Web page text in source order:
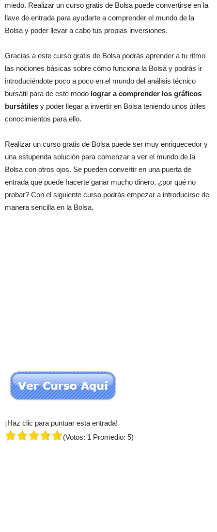
miedo. Realizar un curso gratis de Bolsa puede convertirse en la
llave de entrada para ayudarte a comprender el mundo de la
Bolsa y poder llevar a cabo tus propias inversiones.
Gracias a este curso gratis de Bolsa podrás aprender a tu ritmo
las nociones básicas sobre cómo funciona la Bolsa y podrás ir
introduciéndote poco a poco en el mundo del análisis técnico
bursátil para de este modo lograr a comprender los gráficos
bursátiles y poder llegar a invertir en Bolsa teniendo unos útiles
conocimientos para ello.
Realizar un curso gratis de Bolsa puede ser muy enriquecedor y
una estupenda solución para comenzar a ver el mundo de la
Bolsa con otros ojos. Se pueden convertir en una puerta de
entrada que puede hacerte ganar mucho dinero, ¿por qué no
probar? Con el siguiente curso podrás empezar a introducirse de
manera sencilla en la Bolsa.
¡Haz clic para puntuar esta entrada!
(Votos: 1 Promedio: 5)